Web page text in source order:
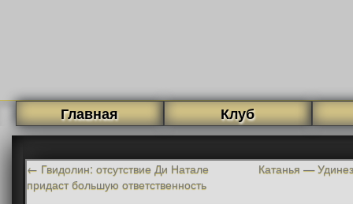
Главная Клуб
← Гвидолин: отсутствие Ди Натале
придаст большую ответственность
Катанья —